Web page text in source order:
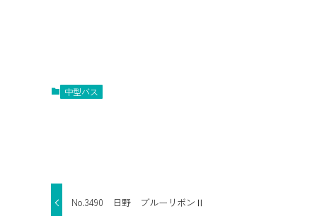
中型バス
No.3490 日野 ブルーリボンⅡ